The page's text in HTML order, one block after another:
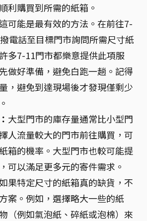
利購買到所需的紙箱。
這可能是最有效的方法。在前往7-
電話至目標門市詢問所需尺寸紙
多7-11門市都樂意提供此項服
做好準備，避免白跑一趟。記得
，避免到達現場後才發現僅剩少
大型門市的庫存量通常比小型門
人流量較大的門市前往購買，可
箱的機率。大型門市也較可能提
可以滿足更多元的寄件需求。
果特定尺寸的紙箱真的缺貨，不
案。例如，選擇略大一些的紙
（例如氣泡紙、碎紙或泡棉）來